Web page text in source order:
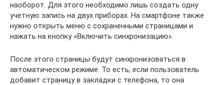
наоборот. Для этого необходимо лишь создать одну
учетную запись на двух приборах. На смартфоне также
нужно открыть меню с сохраненными страницами и
нажать на кнопку «Включить синхронизацию».
После этого страницы будут синхронизоваться в
автоматическом режиме. То есть, если пользователь
добавит страницу в закладки с телефона, то она